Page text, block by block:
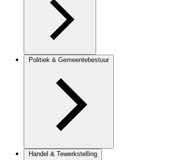
Politiek & Gemeentebestuur
Handel & Tewerkstelling